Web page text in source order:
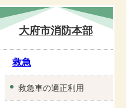
大府市消防本部
救急
救急車の適正利用